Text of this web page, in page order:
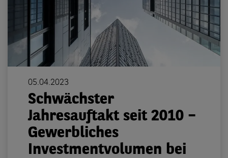
05.04.2023
Schwächster
Jahresauftakt seit 2010 –
Gewerbliches
Investmentvolumen bei